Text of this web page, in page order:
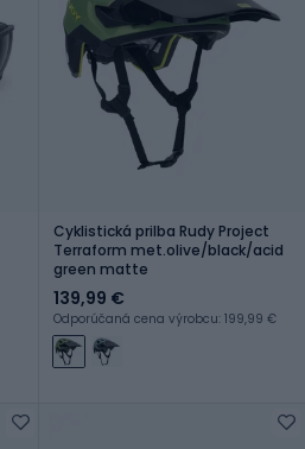
Cyklistická prilba Rudy Project
Terraform met.olive/black/acid
green matte
139,99 €
Odporúčaná cena výrobcu: 199,99 €